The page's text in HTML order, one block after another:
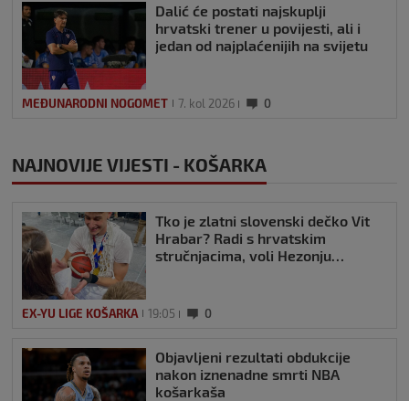
Dalić će postati najskuplji
hrvatski trener u povijesti, ali i
jedan od najplaćenijih na svijetu
MEĐUNARODNI NOGOMET 7. kol 2026 0
NAJNOVIJE VIJESTI - KOŠARKA
Tko je zlatni slovenski dečko Vit
Hrabar? Radi s hrvatskim
stručnjacima, voli Hezonju…
EX-YU LIGE KOŠARKA 19:05 0
Objavljeni rezultati obdukcije
nakon iznenadne smrti NBA
košarkaša